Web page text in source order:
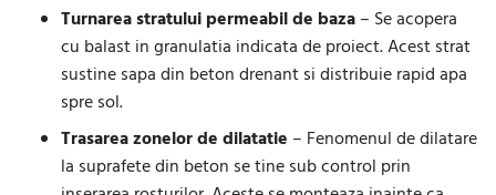
Turnarea stratului permeabil de baza– Se acopera
cu balast in granulatia indicata de proiect. Acest strat
sustine sapa din beton drenant si distribuie rapid apa
spre sol.
Trasarea zonelor de dilatatie – Fenomenul de dilatare
la suprafete din beton se tine sub control prin